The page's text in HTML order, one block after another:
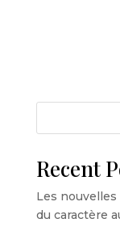
Recent
Les
du caractère